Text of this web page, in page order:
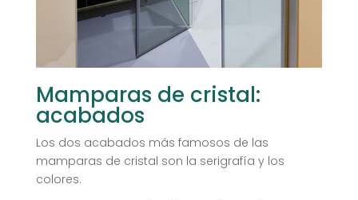
Mamparas de cristal:
acabados
Los dos acabados más famosos de las
mamparas de cristal son la serigrafía y los
colores.